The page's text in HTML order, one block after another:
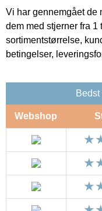
Vi har gennemgået
dem med stjerner fra 1
sortimentstørrelse,
betingelser,
Webshop